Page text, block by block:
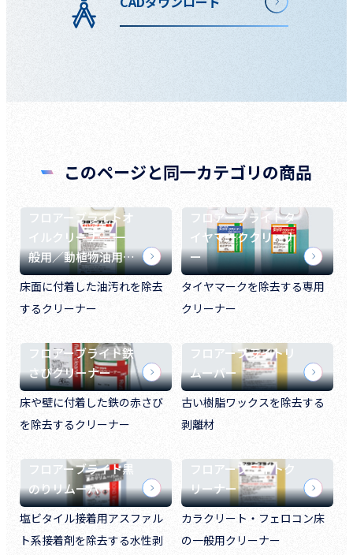
このページと同一カテゴリの商品
フロアーブライトオ
イルクリーナー 一
般用／動植物油用…
床面に付着した油汚れを除去
するクリーナー
フロアーブライトタ
イヤマーククリーナ
ー
タイヤマークを除去する専用
クリーナー
フロアーブライト鉄
さびクリーナー
床や壁に付着した鉄の赤さび
を除去するクリーナー
フロアーブライトリ
ムーバー
古い樹脂ワックスを除去する
剥離材
フロアーブライト黒
のりリムーバー
塩ビタイル接着用アスファル
ト系接着剤を除去する水性剥
フロアーブライトク
リーナー
カラクリート・フェロコン床
の一般用クリーナー